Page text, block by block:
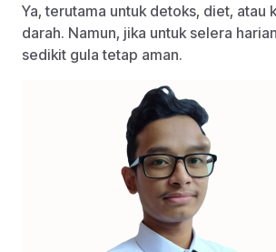
Ya, terutama untuk detoks, diet, atau
darah. Namun, jika untuk selera
sedikit gula tetap aman.